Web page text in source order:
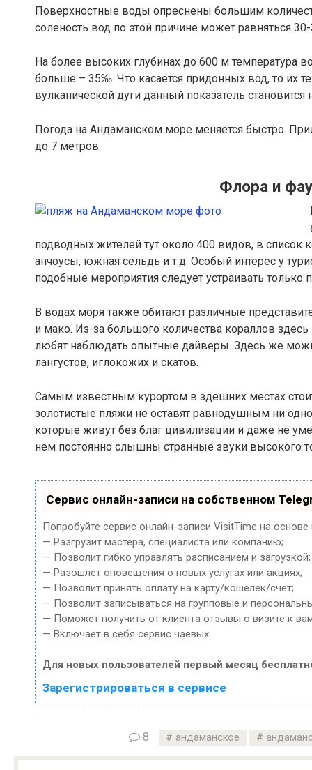
Поверхностные воды опреснены большим
соленость вод по этой причине может равняться
На более высоких глубинах до 600 м температура
больше – 35‰. Что касается придонных вод, то их
вулканической дуги данный показатель
Погода на Андаманском море меняется быстро.
до 7 метров.
Флора и
подводных жителей тут около 400 видов, в список
анчоусы, южная сельдь и т.д. Особый интерес у
подобные мероприятия следует устраивать только
В водах моря также обитают различные
и мако. Из-за большого количества кораллов
любят наблюдать опытные дайверы. Здесь же
лангустов, иглокожих и скатов.
Самым известным курортом в здешних местах
золотистые пляжи не оставят равнодушным ни
которые живут без благ цивилизации и даже не
нем постоянно слышны странные звуки высокого
Сервис онлайн-записи на собственном
Попробуйте сервис онлайн-записи VisitTime на
— Разгрузит мастера, специалиста или компанию;
— Позволит гибко управлять расписанием и загрузкой;
— Разошлет оповещения о новых услугах или акциях;
— Позволит принять оплату на карту/кошелек/счет;
— Позволит записываться на групповые и
— Поможет получить от клиента отзывы о визите к
— Включает в себя сервис чаевых.
Для новых пользователей первый месяц
Зарегистрироваться в сервисе
8 андаманское